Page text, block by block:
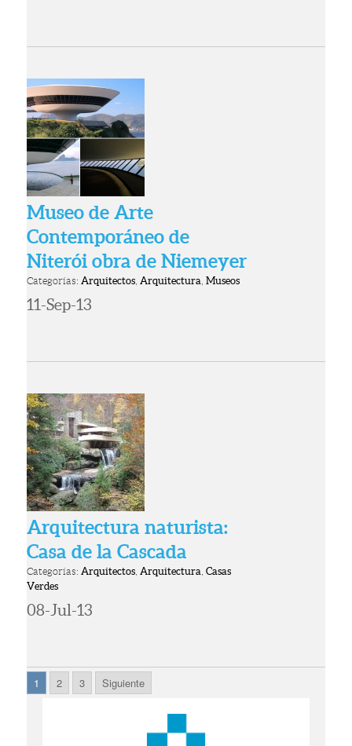
Museo de Arte
Contemporáneo de
Niterói obra de Niemeyer
Categorías:Arquitectos,Arquitectura,Museos
11-Sep-13
Arquitectura naturista:
Casa de la Cascada
Categorías:Arquitectos,Arquitectura,Casas
Verdes
08-Jul-13
1 2 3 Siguiente